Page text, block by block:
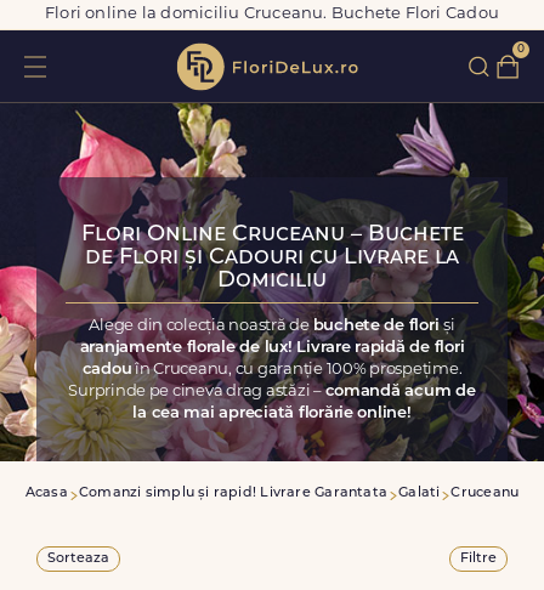
Flori online la domiciliu Cruceanu. Buchete Flori Cadou
0
Flori Online Cruceanu – Buchete
de Flori și Cadouri cu Livrare la
Domiciliu
Alege din colecția noastră de buchete de floriși
aranjamente florale de lux! Livrare rapidă de flori
cadouîn Cruceanu, cu garanție 100% prospețime.
Surprinde pe cineva drag astăzi –comandă acum de
la cea mai apreciată florărie online!
Acasa Comanzi simplu și rapid! Livrare Garantata Galati Cruceanu
Sorteaza Filtre